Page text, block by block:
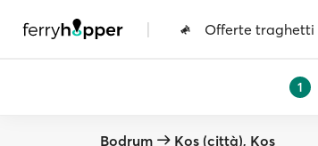
| Offerte traghetti
1
Bodrum
Kos (città), Kos